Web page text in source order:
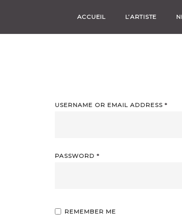
ACCUEIL L’ARTISTE
USERNAME OR EMAIL ADDRESS *
PASSWORD *
REMEMBER ME